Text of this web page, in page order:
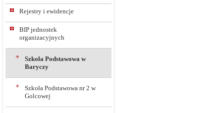
Rejestry i ewidencje
BIP jednostek
organizacyjnych
Szkoła Podstawowa w
Baryczy
Szkoła Podstawowa nr 2 w
Golcowej